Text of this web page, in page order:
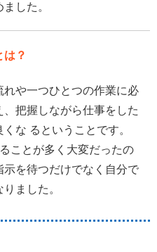
した。
は？
や一つひとつの作業に必
把握しながら仕事をした
な るということです。
ことが多く大変だったの
示を待つだけでなく自分で
ました。